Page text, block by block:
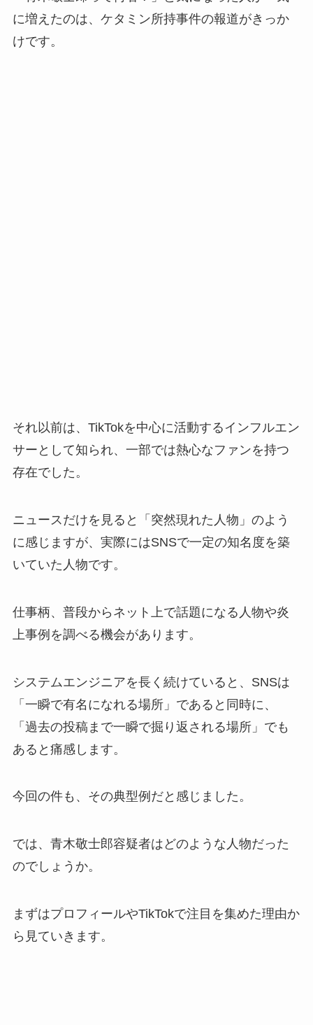
に増えたのは、ケタミン所持事件の報道がきっか
けです。
それ以前は、TikTokを中心に活動するインフルエン
サーとして知られ、一部では熱心なファンを持つ
存在でした。
ニュースだけを見ると「突然現れた人物」のよう
に感じますが、実際にはSNSで一定の知名度を築
いていた人物です。
仕事柄、普段からネット上で話題になる人物や炎
上事例を調べる機会があります。
システムエンジニアを長く続けていると、SNSは
「一瞬で有名になれる場所」であると同時に、
「過去の投稿まで一瞬で掘り返される場所」でも
あると痛感します。
今回の件も、その典型例だと感じました。
では、青木敬士郎容疑者はどのような人物だった
のでしょうか。
まずはプロフィールやTikTokで注目を集めた理由か
ら見ていきます。